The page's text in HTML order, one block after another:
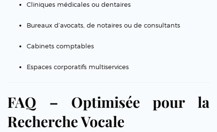
Cliniques médicales ou dentaires
Bureaux d’avocats, de notaires ou de consultants
Cabinets comptables
Espaces corporatifs multiservices
FAQ – Optimisée pour la
Recherche Vocale